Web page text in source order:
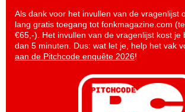
Als dank voor het invullen van de vragenlijst
lang gratis toegang tot fonkmagazine.com
€65,-). Het invullen van de vragenlijst kost je
dan 5 minuten. Dus: wat let je, help het vak
aan de Pitchcode enquête 2026!